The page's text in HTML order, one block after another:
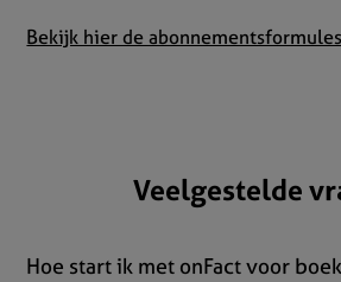
Bekijk hier de
Veelgestelde
Hoe start ik met onFact voor